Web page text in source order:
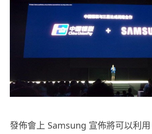
發佈會上 Samsung 宣佈將可以利用